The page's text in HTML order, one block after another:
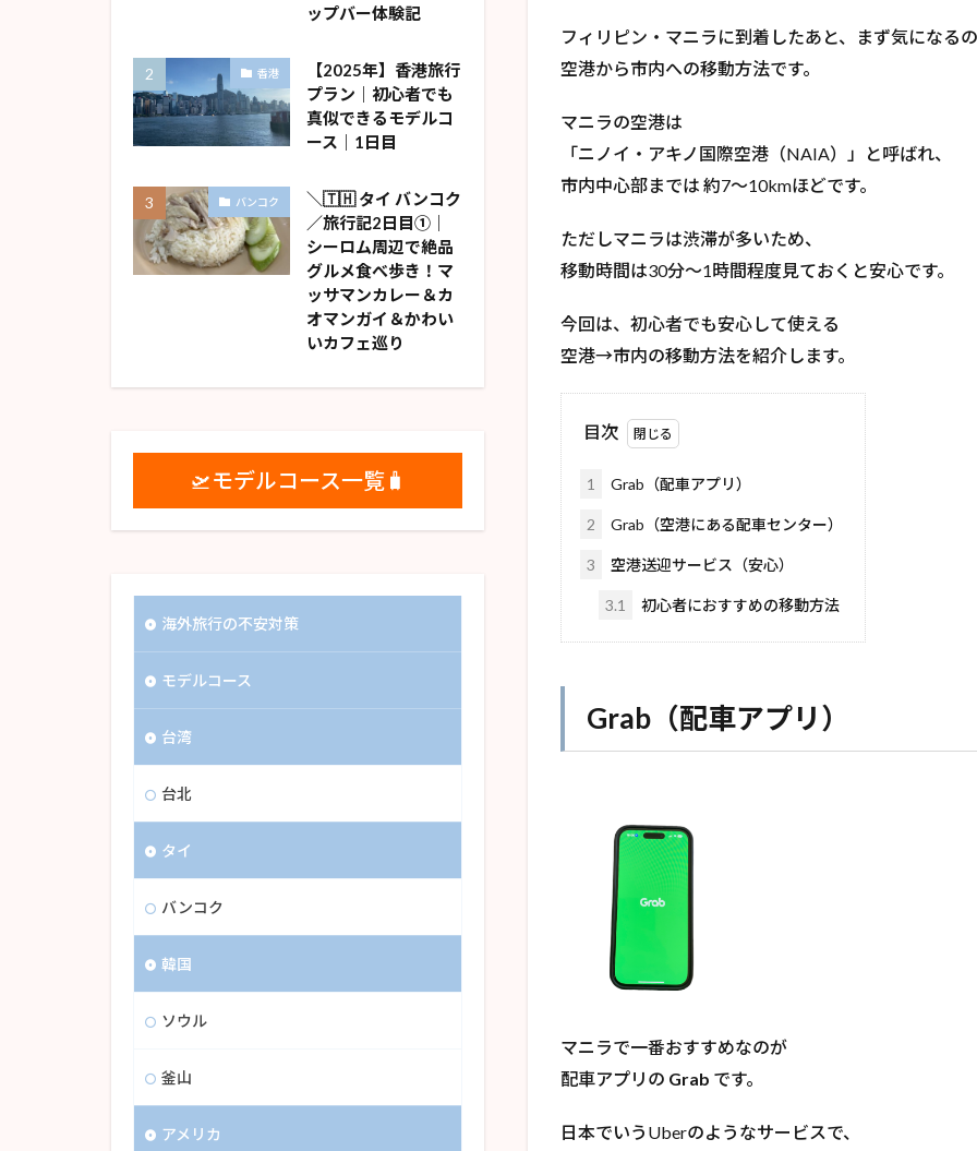
フィリピン・マニラに到着したあと、まず気になる
空港から市内への移動方法です。
マニラの空港は
「ニノイ・アキノ国際空港（NAIA）」と呼ばれ、
市内中心部までは 約7〜10kmほどです。
ただしマニラは渋滞が多いため、
移動時間は30分〜1時間程度見ておくと安心です。
今回は、初心者でも安心して使える
空港→市内の移動方法を紹介します。
目次
1 Grab（配車アプリ）
2 Grab（空港にある配車センター）
3 空港送迎サービス（安心）
3.1 初心者におすすめの移動方法
Grab（配車アプリ）
マニラで一番おすすめなのが
配車アプリの Grab です。
日本でいうUberのようなサービスで、
ップバー体験記
香港
【2025年】香港旅行
プラン｜初心者でも
真似できるモデルコ
ース｜1日目
バンコク
＼🇹🇭 タイ バンコク
／旅行記2日目①｜
シーロム周辺で絶品
グルメ食べ歩き！マ
ッサマンカレー＆カ
オマンガイ＆かわい
いカフェ巡り
🛫モデルコース一覧🧳
海外旅行の不安対策
モデルコース
台湾
台北
タイ
バンコク
韓国
ソウル
釜山
アメリカ